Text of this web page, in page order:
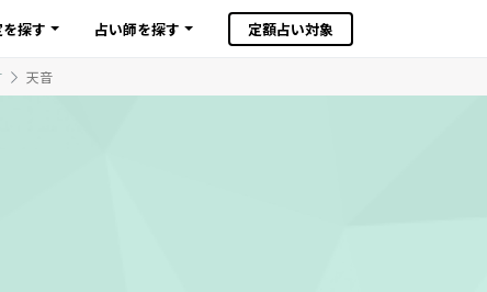
探す 占い師を探す 定額占い対象
天音